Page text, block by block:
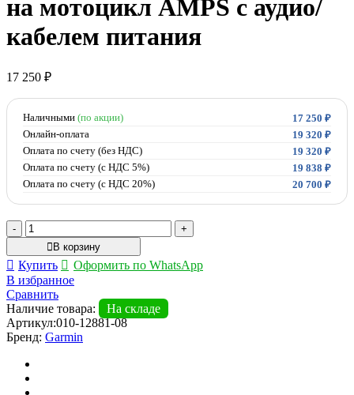
на мотоцикл AMPS с аудио/
кабелем питания
17 250 ₽
Наличными (по акции) 17 250 ₽
Онлайн-оплата
19 320 ₽
Оплата по счету (без НДС)
19 320 ₽
Оплата по счету (с НДС 5%)
19 838 ₽
Оплата по счету (с НДС 20%)
20 700 ₽
Количество
товара
Крепление
усиленное
Garmin
на
мотоцикл
AMPS
с
кабелем
питания
В корзину
Купить
Оформить по WhatsApp
В избранное
Сравнить
Наличие товара:
На складе
Артикул:010-12881-08
Бренд: Garmin